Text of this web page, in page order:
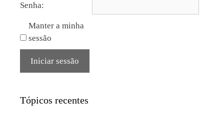
Senha:
Manter a minha
sessão
Iniciar sessão
Tópicos recentes